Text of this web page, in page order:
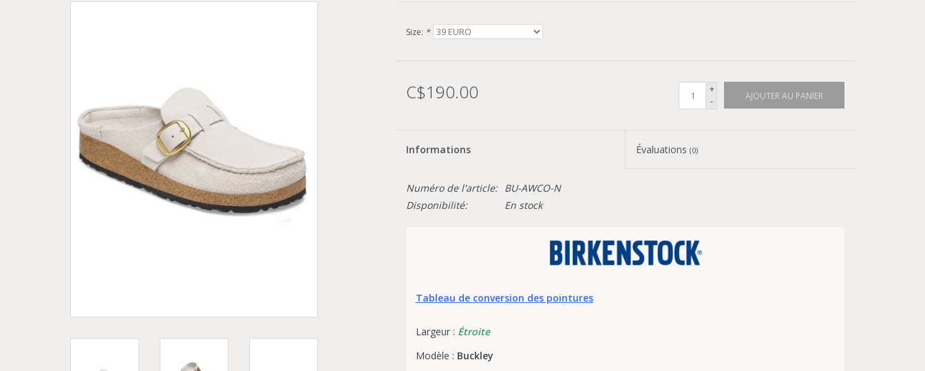
Size: *
C$190.00
+
-
AJOUTER AU PANIER
Informations Évaluations(0)
Numéro de l'article:
BU-AWCO-N
Disponibilité:
En stock
Tableau de conversion des pointures
Largeur : Étroite
Modèle : Buckley